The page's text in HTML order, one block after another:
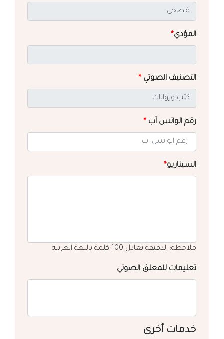
المؤدي*
التصنيف الصوتي *
رقم الواتس آب *
السيناريو*
ملاحظة: الدقيقة تعادل 100 كلمة باللغة العربية
تعليمات للمعلق الصوتي
خدمات أخرى